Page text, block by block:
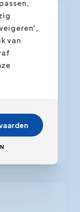
en een
hier
van